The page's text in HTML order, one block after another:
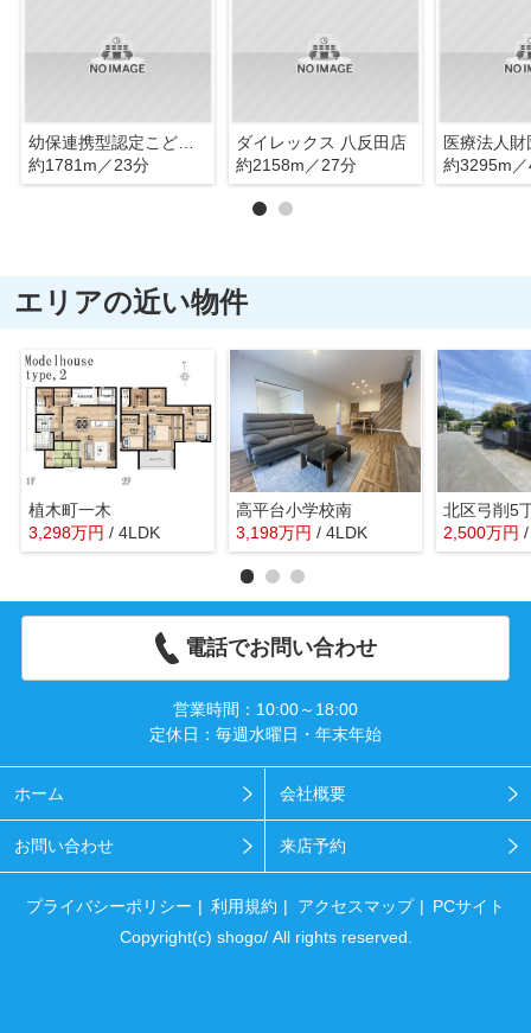
幼保連携型認定こども園 おぜきこども園
約1781m／23分
ダイレックス 八反田店
約2158m／27分
約3295m
エリアの近い物件
植木町一木
3,298万円 / 4LDK
高平台小学校南
3,198万円 / 4LDK
北区弓削5
2,500万円
電話でお問い合わせ
営業時間：10:00～18:00
定休日：毎週水曜日・年末年始
ホーム 会社概要
お問い合わせ 来店予約
プライバシーポリシー 利用規約 アクセスマップ
PCサイト
Copyright(c) shogo/ All rights reserved.